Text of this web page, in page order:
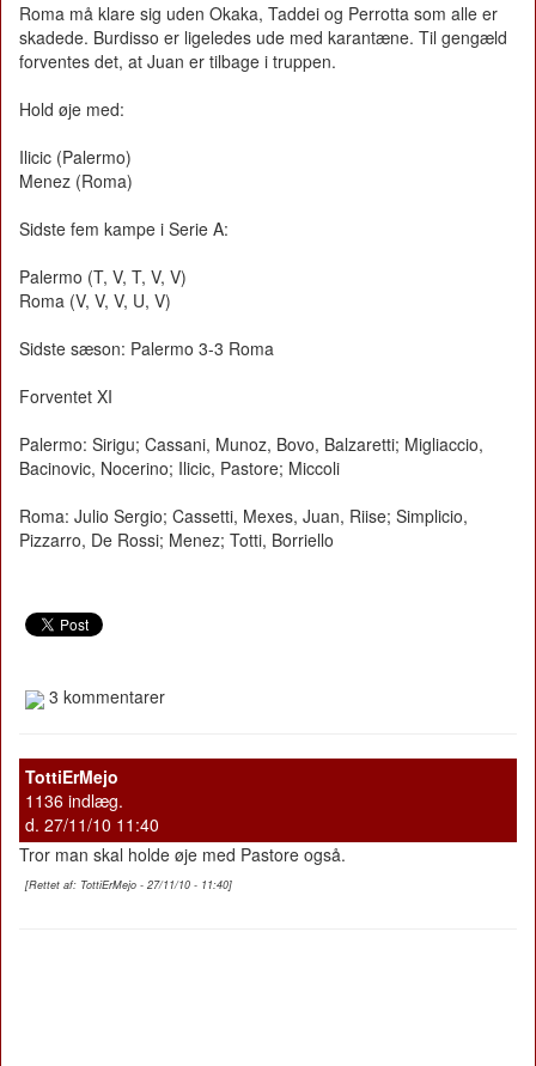
Roma må klare sig uden Okaka, Taddei og Perrotta som alle er
skadede. Burdisso er ligeledes ude med karantæne. Til gengæld
forventes det, at Juan er tilbage i truppen.
Hold øje med:
Ilicic (Palermo)
Menez (Roma)
Sidste fem kampe i Serie A:
Palermo (T, V, T, V, V)
Roma (V, V, V, U, V)
Sidste sæson: Palermo 3-3 Roma
Forventet XI
Palermo: Sirigu; Cassani, Munoz, Bovo, Balzaretti; Migliaccio,
Bacinovic, Nocerino; Ilicic, Pastore; Miccoli
Roma: Julio Sergio; Cassetti, Mexes, Juan, Riise; Simplicio,
Pizzarro, De Rossi; Menez; Totti, Borriello
3 kommentarer
TottiErMejo
1136 indlæg.
d. 27/11/10 11:40
Tror man skal holde øje med Pastore også.
[Rettet af: TottiErMejo - 27/11/10 - 11:40]